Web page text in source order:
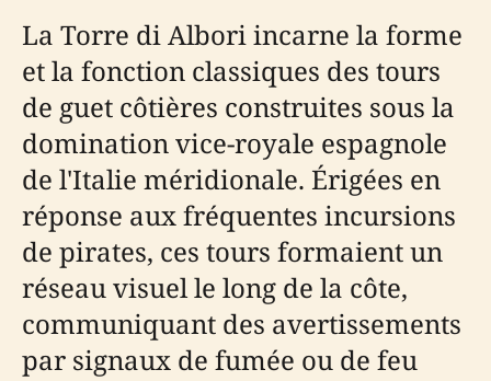
La Torre di Albori incarne la forme
et la fonction classiques des tours
de guet côtières construites sous la
domination vice-royale espagnole
de l'Italie méridionale. Érigées en
réponse aux fréquentes incursions
de pirates, ces tours formaient un
réseau visuel le long de la côte,
communiquant des avertissements
par signaux de fumée ou de feu